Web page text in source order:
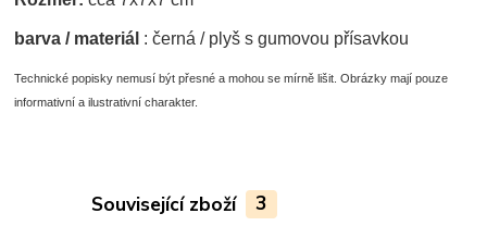
barva / materiál : černá / plyš s gumovou přísavkou
Technické popisky nemusí být přesné a mohou se mírně lišit. Obrázky mají pouze
informativní a ilustrativní charakter.
Související zboží 3